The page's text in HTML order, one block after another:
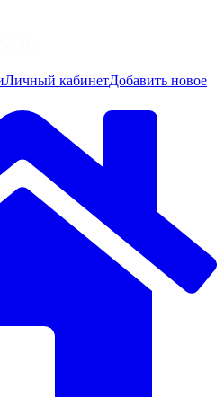
Личный кабинетДобавить новое